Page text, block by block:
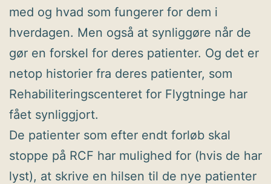
med og hvad som fungerer for dem i
hverdagen. Men også at synliggøre når de
gør en forskel for deres patienter. Og det er
netop historier fra deres patienter, som
Rehabiliteringscenteret for Flygtninge har
fået synliggjort.
De patienter som efter endt forløb skal
stoppe på RCF har mulighed for (hvis de har
lyst), at skrive en hilsen til de nye patienter